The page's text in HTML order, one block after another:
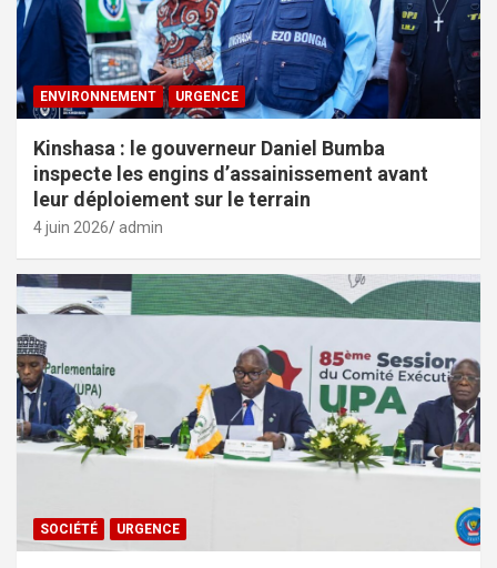
ENVIRONNEMENT URGENCE
Kinshasa : le gouverneur Daniel Bumba
inspecte les engins d’assainissement avant
leur déploiement sur le terrain
4 juin 2026 admin
SOCIÉTÉ URGENCE